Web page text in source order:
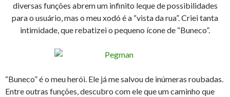
diversas funções abrem um infinito leque de possibilidades
para o usuário, mas o meu xodó é a “vista da rua”. Criei tanta
intimidade, que rebatizei o pequeno ícone de “Buneco”.
“Buneco” é o meu herói. Ele já me salvou de inúmeras roubadas.
Entre outras funções, descubro com ele que um caminho que